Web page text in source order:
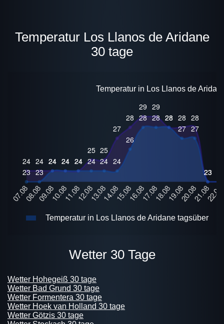
Temperatur Los Llanos de Aridane
30 tage
Temperatur in Los Llanos de
Temperatur in Los Llanos de Aridane tagsüber
Wetter 30 Tage
Wetter Hohegeiß 30 tage
Wetter Bad Grund 30 tage
Wetter Formentera 30 tage
Wetter Hoek van Holland 30 tage
Wetter Götzis 30 tage